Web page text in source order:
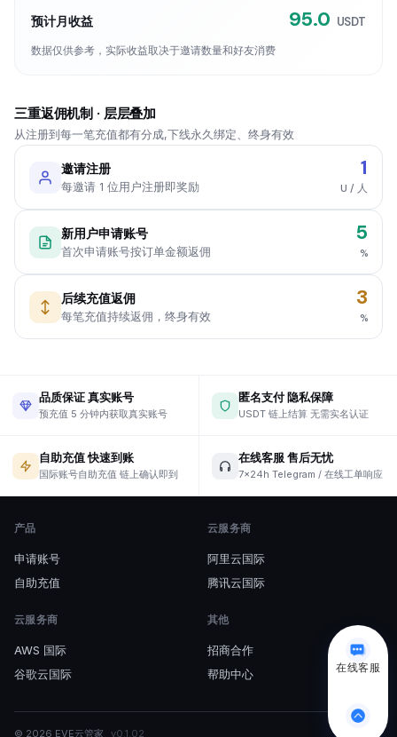
预计月收益 95.0 USDT
数据仅供参考，实际收益取决于邀请数量和好友消费
三重返佣机制 · 层层叠加
从注册到每一笔充值都有分成,下线永久绑定、终身有效
邀请注册
每邀请 1 位用户注册即奖励
1
U / 人
新用户申请账号
首次申请账号按订单金额返佣
5
%
后续充值返佣
每笔充值持续返佣，终身有效
3
%
品质保证 真实账号
预充值 5 分钟内获取真实账号
匿名支付 隐私保障
USDT 链上结算 无需实名认证
自助充值 快速到账
国际账号自助充值 链上确认即到
在线客服 售后无忧
7×24h Telegram / 在线工单响应
产品
申请账号
自助充值
云服务商
阿里云国际
腾讯云国际
云服务商
AWS 国际
谷歌云国际
其他
招商合作
帮助中心
© 2026 EVE云管家 v0.1.02
在线客服